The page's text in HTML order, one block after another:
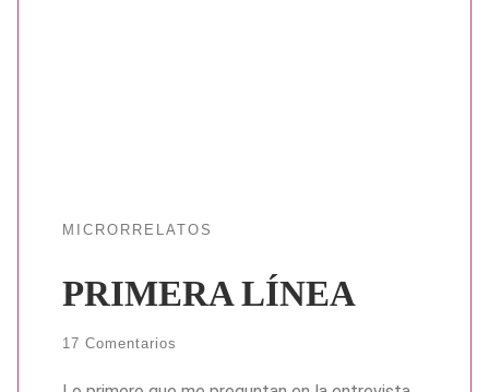
MICRORRELATOS
PRIMERA LÍNEA
17 Comentarios